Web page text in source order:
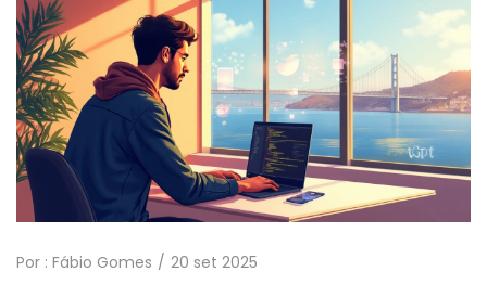
Por : Fábio Gomes 20 set 2025